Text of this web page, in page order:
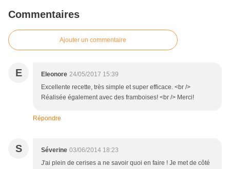
Commentaires
Ajouter un commentaire
E Eleonore 24/05/2017 15:39
Excellente recette, très simple et super efficace. <br />
Réalisée également avec des framboises! <br /> Merci!
Répondre
S Séverine 03/06/2014 18:23
J'ai plein de cerises a ne savoir quoi en faire ! Je met de côté